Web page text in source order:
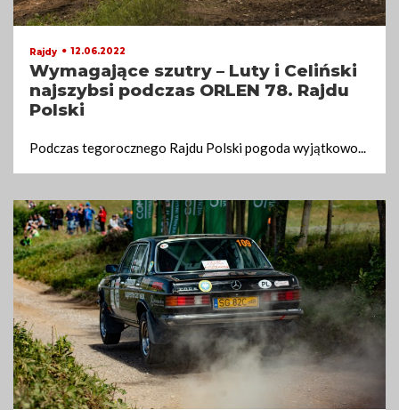
Rajdy 12.06.2022
Wymagające szutry – Luty i Celiński
najszybsi podczas ORLEN 78. Rajdu
Polski
Podczas tegorocznego Rajdu Polski pogoda wyjątkowo